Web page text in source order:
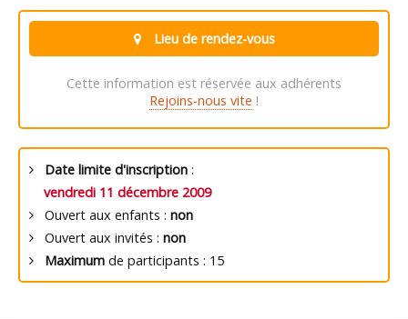
Lieu de rendez-vous
Cette information est réservée aux adhérents
Rejoins-nous vite !
Date limite d'inscription :
vendredi 11 décembre 2009
Ouvert aux enfants : non
Ouvert aux invités : non
Maximum de participants : 15